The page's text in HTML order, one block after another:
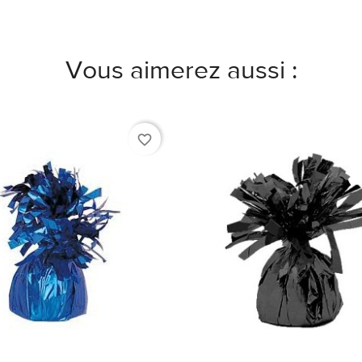
Vous aimerez aussi :
favorite_border